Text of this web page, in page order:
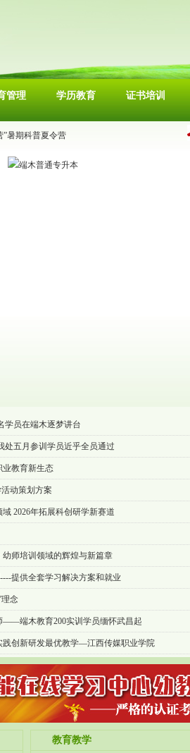
管理 学历教育 证书培训
”暑期科普夏令营
学员在端木逐梦讲台
处五月参训学员近乎全员通过
业教育新生态
动策划方案
2026年拓展科创研学新赛道
师培训领域的辉煌与新篇章
提供全套学习解决方案和就业
理念
——端木教育200实训学员缅怀武昌起
践创新研发最优教学—江西传媒职业学院
莅临端木考察指导工作
教育教学